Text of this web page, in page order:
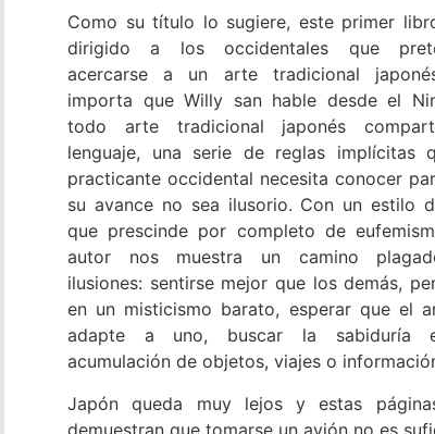
Como su título lo sugiere, este primer
dirigido a los occidentales que
acercarse a un arte tradicional
importa que Willy san hable desde el
todo arte tradicional japonés
lenguaje, una serie de reglas implícitas
practicante occidental necesita conocer
su avance no sea ilusorio. Con un estilo
que prescinde por completo de
autor nos muestra un camino
ilusiones: sentirse mejor que los demás,
en un misticismo barato, esperar que el
adapte a uno, buscar la sabiduría
acumulación de objetos, viajes o
Japón queda muy lejos y estas
demuestran que tomarse un avión no es